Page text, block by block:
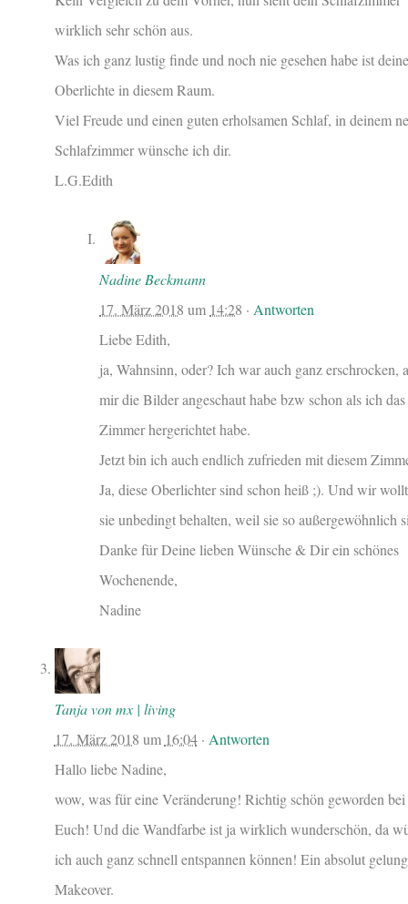
wirklich sehr schön aus.
Was ich ganz lustig finde und noch nie gesehen habe ist deine
Oberlichte in diesem Raum.
Viel Freude und einen guten erholsamen Schlaf, in deinem
Schlafzimmer wünsche ich dir.
L.G.Edith
Nadine Beckmann
17. März 2018 um 14:28 · Antworten
Liebe Edith,
ja, Wahnsinn, oder? Ich war auch ganz erschrocken,
mir die Bilder angeschaut habe bzw schon als ich das
Zimmer hergerichtet habe.
Jetzt bin ich auch endlich zufrieden mit diesem
Ja, diese Oberlichter sind schon heiß ;). Und wir
sie unbedingt behalten, weil sie so außergewöhnlich
Danke für Deine lieben Wünsche & Dir ein schönes
Wochenende,
Nadine
Tanja von mx | living
17. März 2018 um 16:04· Antworten
Hallo liebe Nadine,
wow, was für eine Veränderung! Richtig schön geworden bei
Euch! Und die Wandfarbe ist ja wirklich wunderschön, da
ich auch ganz schnell entspannen können! Ein absolut
Makeover.